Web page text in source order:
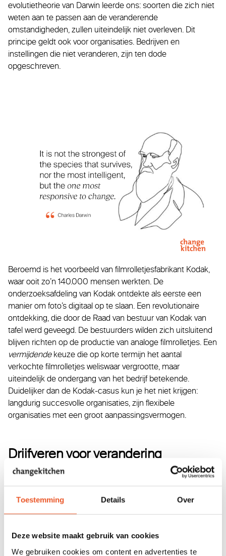
Toestemming Details Over
Deze website maakt gebruik van cookies
We gebruiken cookies om content en advertenties te
evolutietheorie van Darwin leerde ons: soorten die zich niet
weten aan te passen aan de veranderende
omstandigheden, zullen uiteindelijk niet overleven. Dit
principe geldt ook voor organisaties. Bedrijven en
instellingen die niet veranderen, zijn ten dode
opgeschreven.
Beroemd is het voorbeeld van filmrolletjesfabrikant Kodak,
waar ooit zo’n 140.000 mensen werkten. De
onderzoeksafdeling van Kodak ontdekte als eerste een
manier om foto’s digitaal op te slaan. Een revolutionaire
ontdekking, die door de Raad van bestuur van Kodak van
tafel werd geveegd. De bestuurders wilden zich uitsluitend
blijven richten op de productie van analoge filmrolletjes. Een
vermijdendekeuze die op korte termijn het aantal
verkochte filmrolletjes weliswaar vergrootte, maar
uiteindelijk de ondergang van het bedrijf betekende.
Duidelijker dan de Kodak-casus kun je het niet krijgen:
langdurig succesvolle organisaties, zijn flexibele
organisaties met een groot aanpassingsvermogen.
Drijfveren voor verandering
Ook jouw organisatie heeft veranderdoelen: het werk moet
bijvoorbeeld beter of de doelgroep moet worden verbreed.
Maar wat welke drijfveren zitten daar precies achter? En
welke reacties roept een veranderende omgeving veelal bij